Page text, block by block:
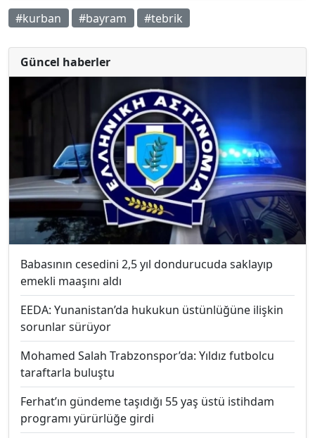
#kurban #bayram #tebrik
Güncel haberler
Babasının cesedini 2,5 yıl dondurucuda saklayıp
emekli maaşını aldı
EEDA: Yunanistan’da hukukun üstünlüğüne ilişkin
sorunlar sürüyor
Mohamed Salah Trabzonspor’da: Yıldız futbolcu
taraftarla buluştu
Ferhat’ın gündeme taşıdığı 55 yaş üstü istihdam
programı yürürlüğe girdi